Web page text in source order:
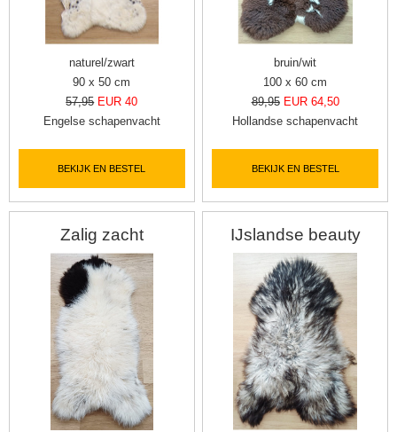
naturel/zwart
90 x 50 cm
57,95 EUR 40
Engelse schapenvacht
BEKIJK EN BESTEL
bruin/wit
100 x 60 cm
89,95 EUR 64,50
Hollandse schapenvacht
BEKIJK EN BESTEL
Zalig zacht IJslandse beauty